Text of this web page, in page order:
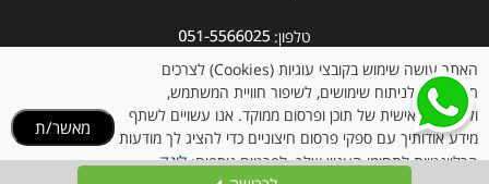
טלפון:
אימייל:info@clubpharm.co.il
כתובת : קניון M הדרך, צומת ינאי, מושב בית חירות 40291
האתר עושה שימוש בקובצי עוגיות (Cookies) לצרכים
תפעוליים, לניתוח שימושים, לשיפור חוויית המשתמש,
ולהתאמה אישית של תוכן ופרסום ממוקד. אנו עשויים לשתף
מידע אודותיך עם ספקי פרסום חיצוניים כדי להציג לך מודעות
הרלוונטיות לתחומי העניין שלך. לפרטים נוספים:לינק
מאשר/ת